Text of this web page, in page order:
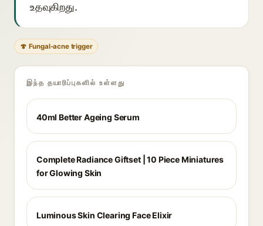
உதவுகிறது.
🍄 Fungal-acne trigger
இந்த தயாரிப்புகளில் உள்ளது
40ml Better Ageing Serum
Complete Radiance Giftset | 10 Piece Miniatures
for Glowing Skin
Luminous Skin Clearing Face Elixir